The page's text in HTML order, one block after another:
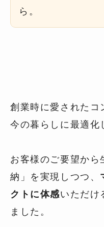
ら。
創業時に愛されたコ
今の暮らしに最適化
お客様のご要望から
納」を実現しつつ、
クトに体感いただけ
ました。